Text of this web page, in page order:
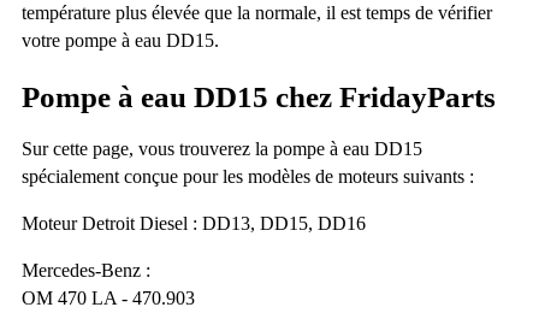
température plus élevée que la normale, il est temps de vérifier
votre pompe à eau DD15.
Pompe à eau DD15 chez FridayParts
Sur cette page, vous trouverez la pompe à eau DD15
spécialement conçue pour les modèles de moteurs suivants :
Moteur Detroit Diesel : DD13, DD15, DD16
Mercedes-Benz :
OM 470 LA - 470.903